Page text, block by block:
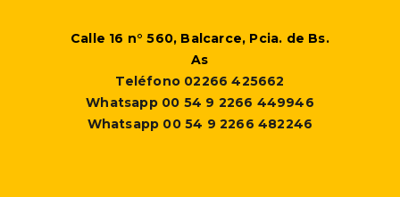
Calle 16 n° 560, Balcarce, Pcia. de Bs.
As
Teléfono 02266 425662
Whatsapp 00 54 9 2266 449946
Whatsapp 00 54 9 2266 482246